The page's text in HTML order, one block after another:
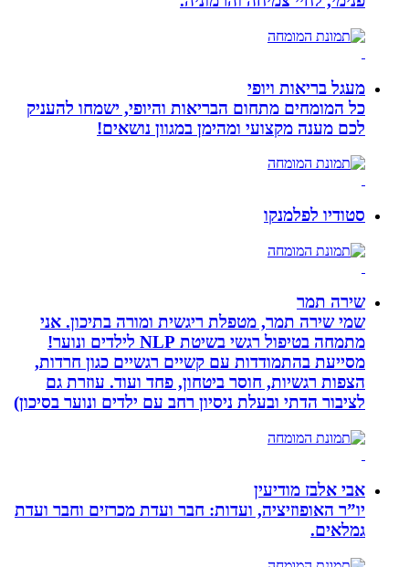
מעגל בריאות ויופי
כל המומחים מתחום הבריאות והיופי, ישמחו להעניק
לכם מענה מקצועי ומהימן במגוון נושאים!
סטודיו לפלמנקו
שירה תמר
שמי שירה תמר, מטפלת ריגשית ומורה בתיכון. אני
מתמחה בטיפול רגשי בשיטת NLP לילדים ונוער!
מסייעת בהתמודדות עם קשיים רגשיים כגון חרדות,
הצפות רגשיות, חוסר ביטחון, פחד ועוד. עוזרת גם
לציבור הדתי ובעלת ניסיון רחב עם ילדים ונוער בסיכון)
אבי אלבז מודיעין
יו”ר האופוזיציה, ועדות: חבר ועדת מכרזים וחבר ועדת
גמלאים.